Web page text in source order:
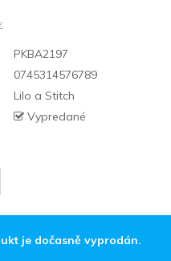
PKBA2197
0745314576789
Lilo a Stitch
Vypredané
je dočasně vyprodán.